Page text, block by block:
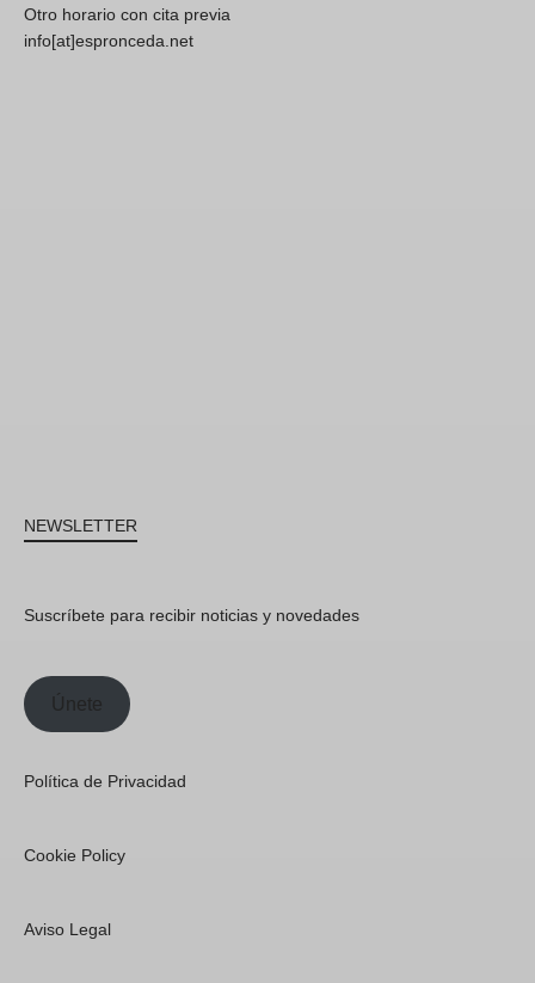
Otro horario con cita previa
info[at]espronceda.net
NEWSLETTER
Suscríbete para recibir noticias y novedades
Únete
Política de Privacidad
Cookie Policy
Aviso Legal